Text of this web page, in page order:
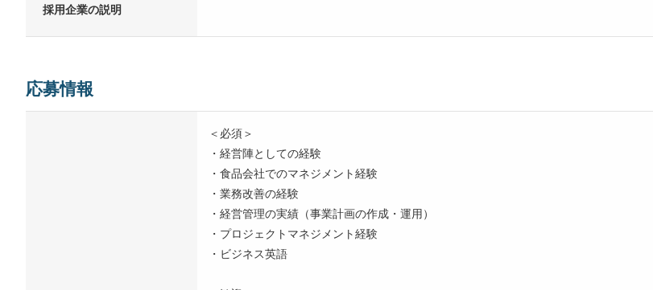
採用企業の説明
応募情報
＜必須＞
・経営陣としての経験
・食品会社でのマネジメント経験
・業務改善の経験
・経営管理の実績（事業計画の作成・運用）
・プロジェクトマネジメント経験
・ビジネス英語